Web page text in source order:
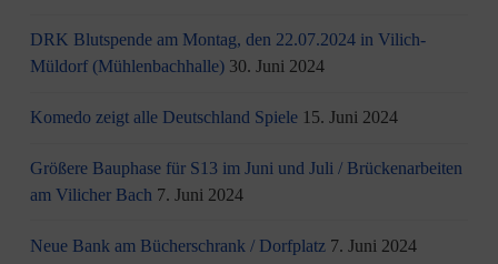
DRK Blutspende am Montag, den 22.07.2024 in Vilich-
Müldorf (Mühlenbachhalle) 30. Juni 2024
Komedo zeigt alle Deutschland Spiele 15. Juni 2024
Größere Bauphase für S13 im Juni und Juli / Brü­cken­ar­bei­ten
am Vi­li­cher Bach 7. Juni 2024
Neue Bank am Bücherschrank / Dorfplatz 7. Juni 2024